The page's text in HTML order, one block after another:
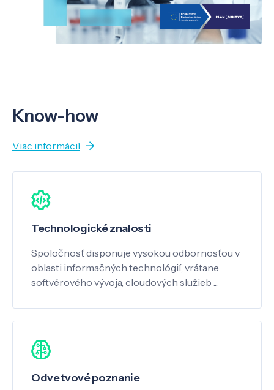
Know-how
Viac informácií
Technologické znalosti
Spoločnosť disponuje vysokou odbornosťou v
oblasti informačných technológií, vrátane
softvérového vývoja, cloudových služieb ...
Odvetvové poznanie